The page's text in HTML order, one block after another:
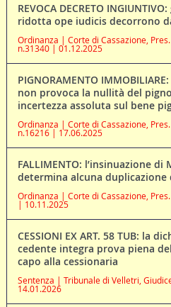
REVOCA DECRETO
ridotta ope iudicis decorrono
Ordinanza | Corte di Cassazione,
n.31340 | 01.12.2025
PIGNORAMENTO
non provoca la nullità del
incertezza assoluta sul bene
Ordinanza | Corte di Cassazione,
n.16216 | 17.06.2025
FALLIMENTO: l’insinuazione di
determina alcuna duplicazione
Ordinanza | Corte di Cassazione,
| 10.11.2025
CESSIONI EX ART. 58 TUB: la
cedente integra prova piena
capo alla cessionaria
Sentenza | Tribunale di Velletri,
14.01.2026